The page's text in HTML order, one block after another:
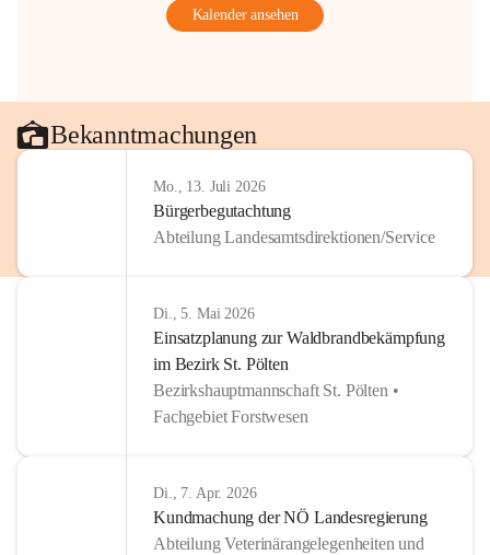
Kalender ansehen
Bekanntmachungen
Mo., 13. Juli 2026
Bürgerbegutachtung
Abteilung Landesamtsdirektionen/Service
Di., 5. Mai 2026
Einsatzplanung zur Waldbrandbekämpfung
im Bezirk St. Pölten
Bezirkshauptmannschaft St. Pölten •
Fachgebiet Forstwesen
Di., 7. Apr. 2026
Kundmachung der NÖ Landesregierung
Abteilung Veterinärangelegenheiten und